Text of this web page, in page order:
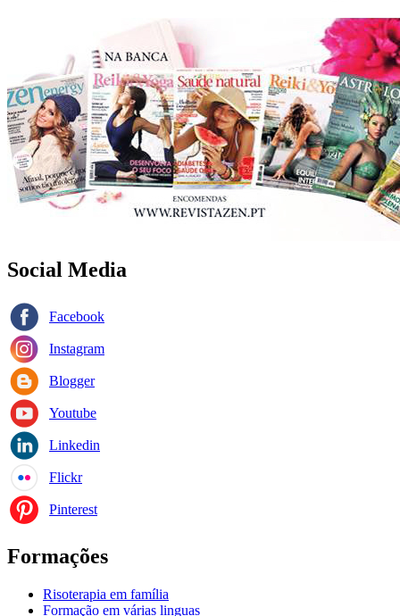
Social Media
Facebook
Instagram
Blogger
Youtube
Linkedin
Flickr
Pinterest
Formações
Risoterapia em família
Formação em várias linguas